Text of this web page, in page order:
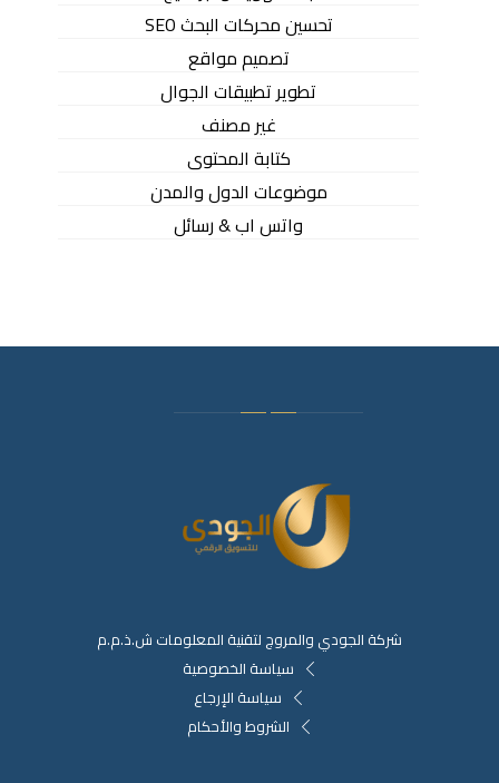
تحسين محركات البحث SEO
تصميم مواقع
تطوير تطبيقات الجوال
غير مصنف
كتابة المحتوى
موضوعات الدول والمدن
واتس اب & رسائل
شركة الجودي والمروج لتقنية المعلومات ش.ذ.م.م
سياسة الخصوصية
سياسة الإرجاع
الشروط والأحكام